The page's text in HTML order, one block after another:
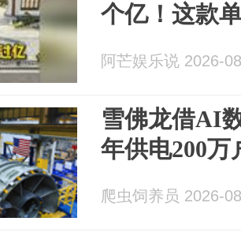
个亿！这款
阿芒娱乐说 2026-
雪佛龙借AI
年供电200万
爬虫饲养员 2026-